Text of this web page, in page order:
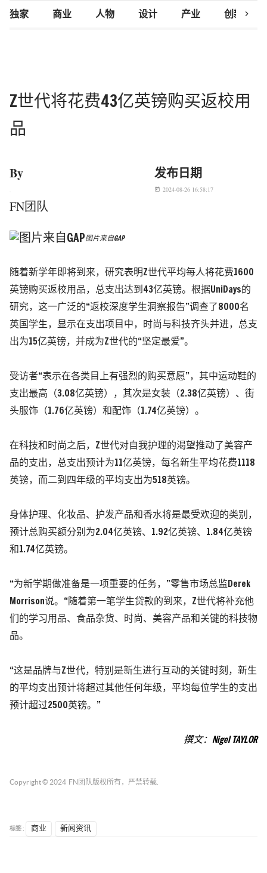
独家 商业 人物 设计 产业 创新研究
chevron_right
Z世代将花费43亿英镑购买返校用
品
By
FN团队
发布日期
today 2024-08-26 16:58:17
图片来自GAP
随着新学年即将到来，研究表明Z世代平均每人将花费1600
英镑购买返校用品，总支出达到43亿英镑。根据UniDays的
研究，这一广泛的“返校深度学生洞察报告”调查了8000名
英国学生，显示在支出项目中，时尚与科技齐头并进，总支
出为15亿英镑，并成为Z世代的“坚定最爱”。
受访者“表示在各类目上有强烈的购买意愿”，其中运动鞋的
支出最高（3.08亿英镑），其次是女装（2.38亿英镑）、街
头服饰（1.76亿英镑）和配饰（1.74亿英镑）。
在科技和时尚之后，Z世代对自我护理的渴望推动了美容产
品的支出，总支出预计为11亿英镑，每名新生平均花费1118
英镑，而二到四年级的平均支出为518英镑。
身体护理、化妆品、护发产品和香水将是最受欢迎的类别，
预计总购买额分别为2.04亿英镑、1.92亿英镑、1.84亿英镑
和1.74亿英镑。
“为新学期做准备是一项重要的任务，”零售市场总监Derek
Morrison说。“随着第一笔学生贷款的到来，Z世代将补充他
们的学习用品、食品杂货、时尚、美容产品和关键的科技物
品。
“这是品牌与Z世代，特别是新生进行互动的关键时刻，新生
的平均支出预计将超过其他任何年级，平均每位学生的支出
预计超过2500英镑。”
撰文： Nigel TAYLOR
Copyright © 2024 FN团队 版权所有，严禁转载.
标签 : 商业 新闻资讯